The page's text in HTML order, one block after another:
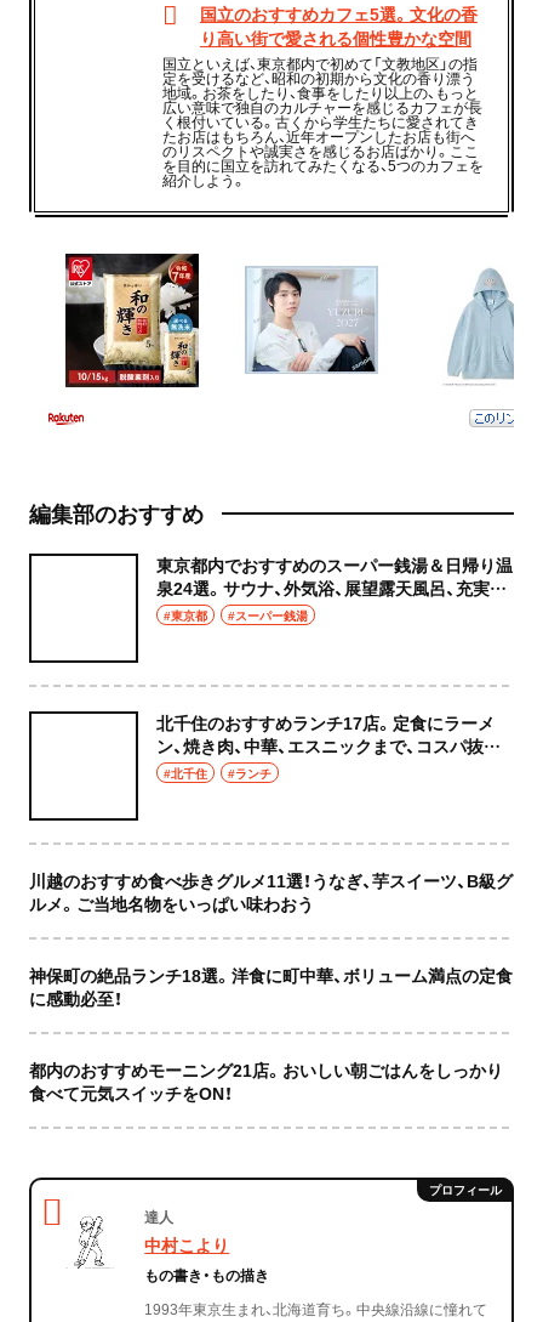
国立のおすすめカフェ5選。文化の香
り高い街で愛される個性豊かな空間
国立といえば、東京都内で初めて「文教地区」の指
定を受けるなど、昭和の初期から文化の香り漂う
地域。お茶をしたり、食事をしたり以上の、もっと
広い意味で独自のカルチャーを感じるカフェが長
く根付いている。古くから学生たちに愛されてき
たお店はもちろん、近年オープンしたお店も街へ
のリスペクトや誠実さを感じるお店ばかり。ここ
を目的に国立を訪れてみたくなる、5つのカフェを
紹介しよう。
編集部のおすすめ
東京都内でおすすめのスーパー銭湯＆日帰り温
泉24選。サウナ、外気浴、展望露天風呂、充実の
癒やし空間へ
#東京都 #スーパー銭湯
北千住のおすすめランチ17店。定食にラーメ
ン、焼き肉、中華、エスニックまで、コスパ抜群
な店もおしゃれな店も網羅してご紹介！
#北千住 #ランチ
川越のおすすめ食べ歩きグルメ11選！うなぎ、芋スイーツ、B級グ
ルメ。ご当地名物をいっぱい味わおう
神保町の絶品ランチ18選。洋食に町中華、ボリューム満点の定食
に感動必至！
都内のおすすめモーニング21店。おいしい朝ごはんをしっかり
食べて元気スイッチをON！
達人
中村こより
もの書き・もの描き
1993年東京生まれ、北海道育ち。中央線沿線に憧れて